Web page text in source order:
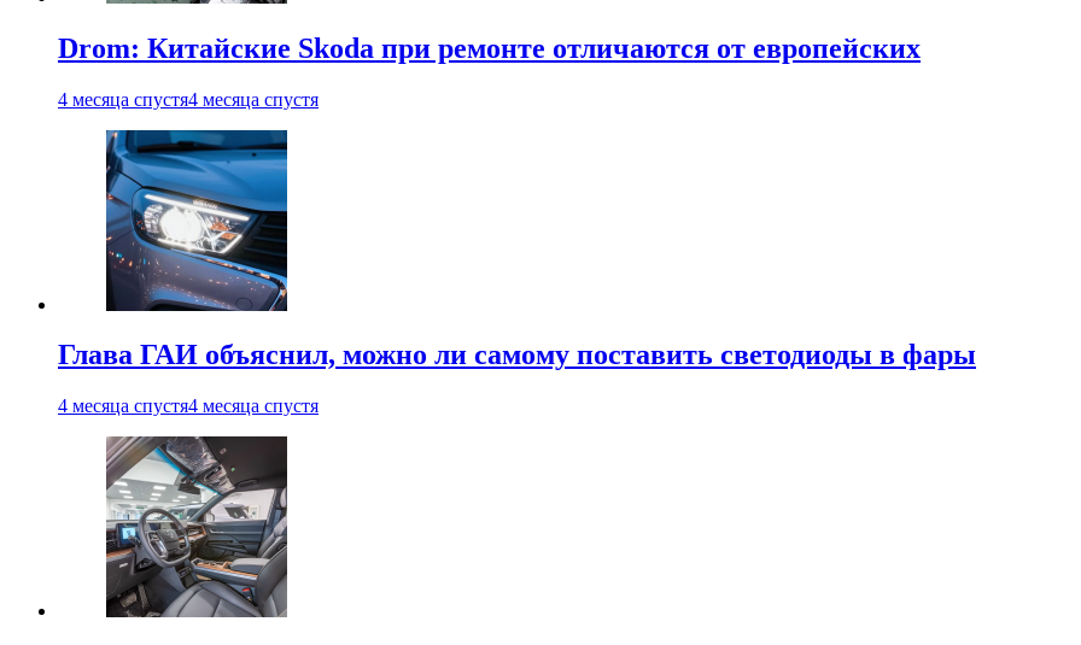
Drom: Китайские Skoda при ремонте отличаются от европейских
4 месяца спустя4 месяца спустя
Глава ГАИ объяснил, можно ли самому поставить светодиоды в фары
4 месяца спустя4 месяца спустя